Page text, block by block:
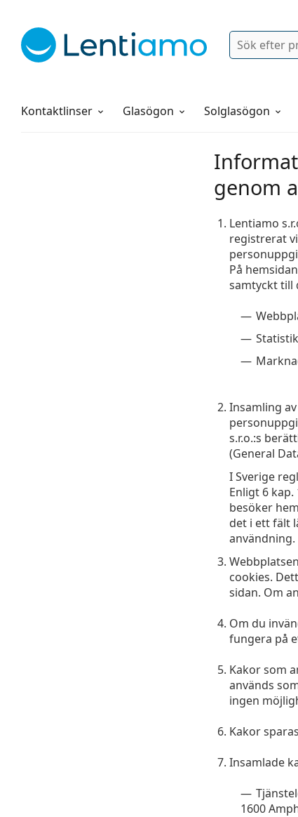
Sök
Kontaktlinser
Linsvätskor Glasögon Solglasögon
Allt om att handla hos oss
genom
Lentiamo
registrerat
På
samtyckt till
Insamling
s.r.o.:s
(General
I Sverige
Enligt 6
besöker
det i ett fält
användning.
cookies.
sidan. Om
Om du
fungera på
Kakor som
används
ingen
Kakor
Insamlade
1600